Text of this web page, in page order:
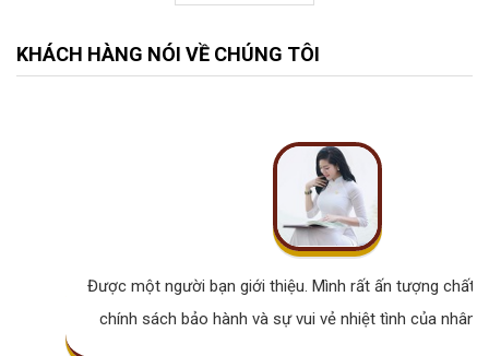
KHÁCH HÀNG NÓI VỀ CHÚNG TÔI
Được một người bạn giới thiệu. Mình rất ấn tượng chất
chính sách bảo hành và sự vui vẻ nhiệt tình của nhân